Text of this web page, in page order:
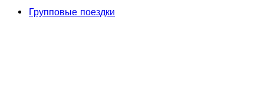
Групповые поездки